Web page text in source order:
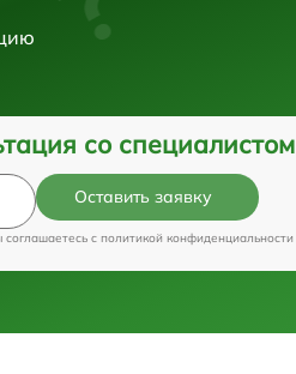
со специалистом
Оставить заявку
c политикой конфиденциальности